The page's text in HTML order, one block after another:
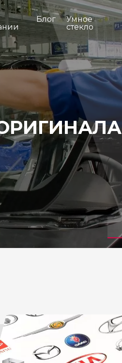
Блог
Умное
стекло
ОРИГИНАЛА